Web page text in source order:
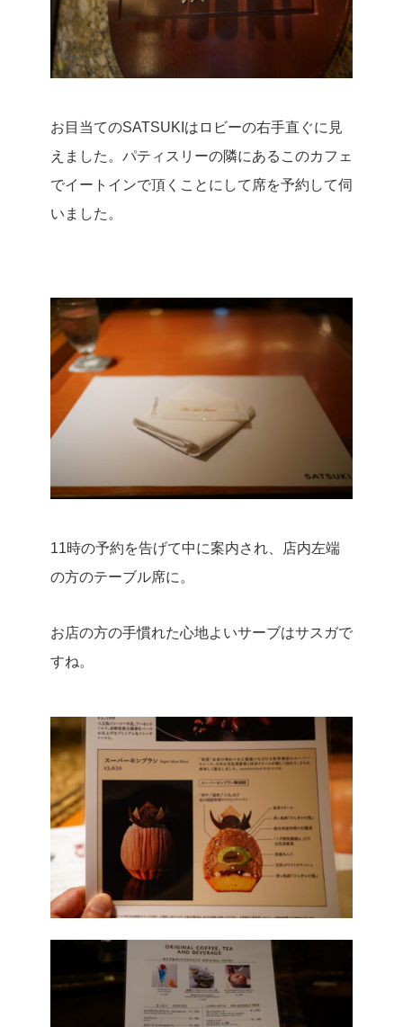
お目当てのSATSUKIはロビーの右手直ぐに見
えました。 パティスリーの隣にあるこのカフェ
でイートインで頂くことにして席を予約して伺
いました。
11時の予約を告げて中に案内され、店内左端
の方のテーブル席に。
お店の方の手慣れた心地よいサーブはサスガで
すね。